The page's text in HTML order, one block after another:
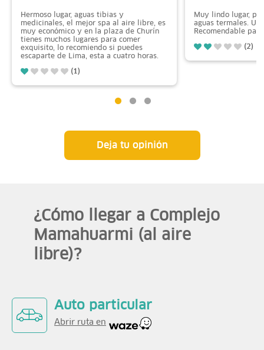
Hermoso lugar, aguas tibias y
medicinales, el mejor spa al aire libre, es
muy económico y en la plaza de Churín
tienes muchos lugares para comer
exquisito, lo recomiendo si puedes
escaparte de Lima, esta a cuatro horas.
(1)
Muy lindo lugar,
aguas termales. Un
Recomendable para ir
(2)
Deja tu opinión
¿Cómo llegar a Complejo
Mamahuarmi (al aire
libre)?
Auto particular
Abrir ruta en